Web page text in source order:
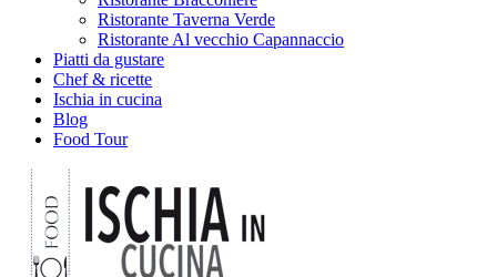
Ristorante Taverna Verde
Ristorante Al vecchio Capannaccio
Piatti da gustare
Chef & ricette
Ischia in cucina
Blog
Food Tour